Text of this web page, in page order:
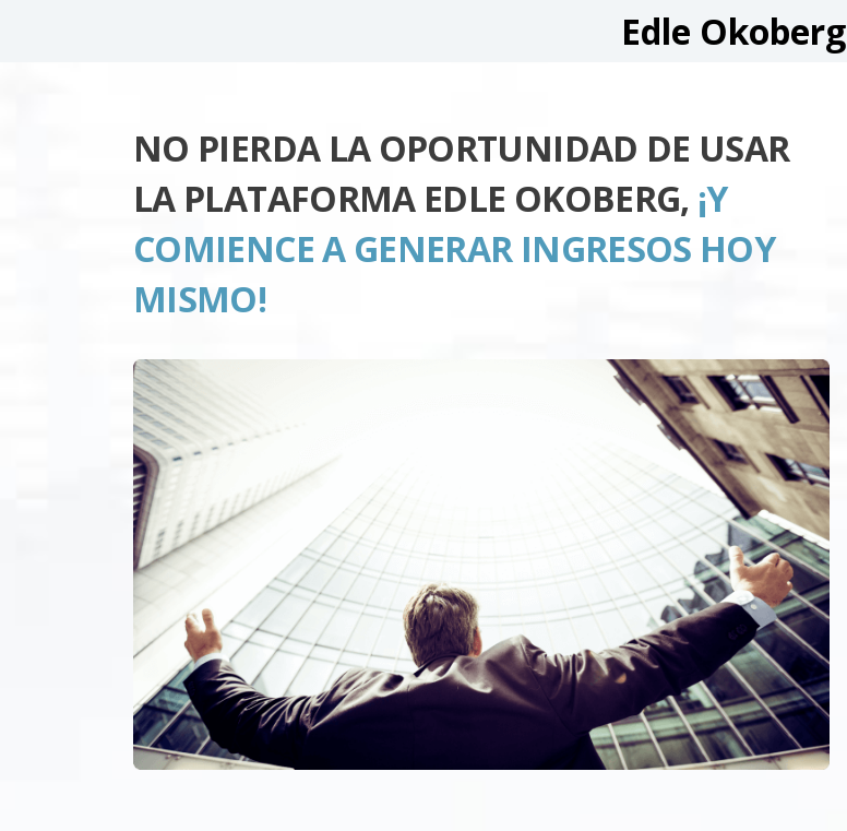
Edle Okoberg
NO PIERDA LA OPORTUNIDAD DE USAR
LA PLATAFORMA EDLE OKOBERG, ¡Y
COMIENCE A GENERAR INGRESOS HOY
MISMO!